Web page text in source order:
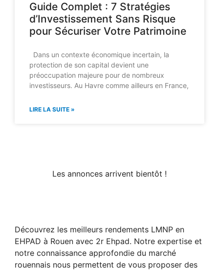
Guide Complet : 7 Stratégies
d’Investissement Sans Risque
pour Sécuriser Votre Patrimoine
Dans un contexte économique incertain, la
protection de son capital devient une
préoccupation majeure pour de nombreux
investisseurs. Au Havre comme ailleurs en France,
LIRE LA SUITE »
Les annonces arrivent bientôt !
Découvrez les meilleurs rendements LMNP en
EHPAD à Rouen avec 2r Ehpad. Notre expertise et
notre connaissance approfondie du marché
rouennais nous permettent de vous proposer des